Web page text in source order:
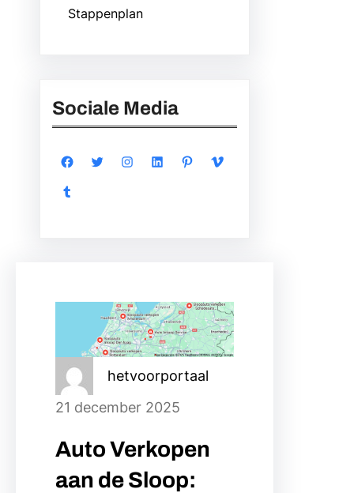
Stappenplan
Sociale Media
Facebook Twitter Instagram LinkedIn Pinterest
Vimeo
Tumblr
hetvoorportaal
21 december 2025
Auto Verkopen
aan de Sloop: